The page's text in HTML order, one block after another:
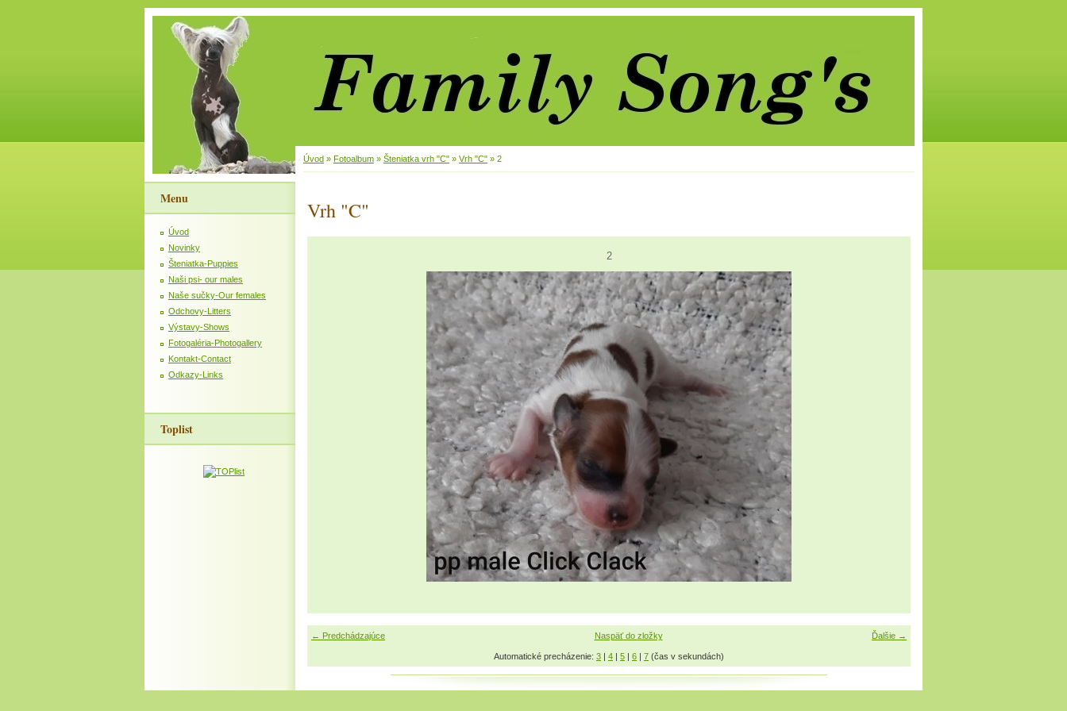
Menu
Úvod
Novinky
Šteniatka-Puppies
Naši psi- our males
Naše sučky-Our females
Odchovy-Litters
Výstavy-Shows
Fotogaléria-Photogallery
Kontakt-Contact
Odkazy-Links
Toplist
Úvod » Fotoalbum » Šteniatka vrh "C" » Vrh "C" » 2
Vrh "C"
2
← Predchádzajúce Ďalšie →
Naspäť do zložky
Automatické precházenie: 3 | 4 | 5 | 6 | 7 (čas v sekundách)